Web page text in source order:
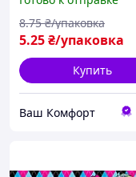
5.25₴/упаковка
8.75 ₴/упаковка
Купить
Ваш Комфорт